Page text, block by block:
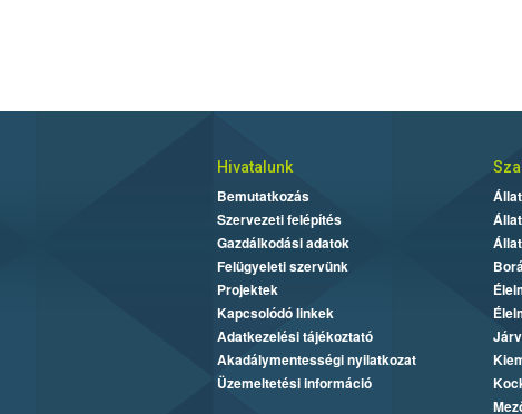
Hivatalunk
Bemutatkozás
Szervezeti felépítés
Gazdálkodási adatok
Felügyeleti szervünk
Projektek
Kapcsolódó linkek
Adatkezelési tájékoztató
Akadálymentességi nyilatkozat
Üzemeltetési információ